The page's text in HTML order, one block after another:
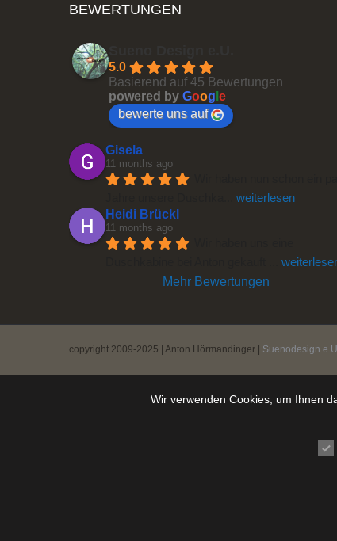
BEWERTUNGEN
5.0
Basierend auf 45 Bewertungen
powered by Goog e
bewerte uns auf
Gisela
11 months ago
weiterlesen
Heidi Brückl
11 months ago
Mehr Bewertungen
copyright 2009-2025 | Anton Hörmandinger | Suenodesign
Wir verwenden Cookies, um Ihnen